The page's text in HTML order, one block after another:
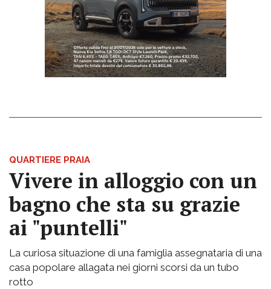
QUARTIERE PRAIA
Vivere in alloggio con un
bagno che sta su grazie
ai "puntelli"
La curiosa situazione di una famiglia assegnataria di una
casa popolare allagata nei giorni scorsi da un tubo
rotto